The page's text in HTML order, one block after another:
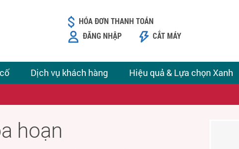
Dịch vụ khách hàng Hiệu quả & Lựa chọn Xanh
HÓA ĐƠN THANH TOÁN
ĐĂNG NHẬP
CẮT MÁY
hoạn